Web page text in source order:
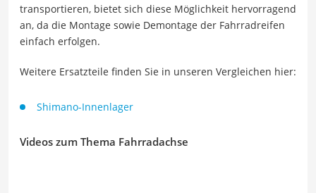
transportieren, bietet sich diese Möglichkeit hervorragend
an, da die Montage sowie Demontage der Fahrradreifen
einfach erfolgen.
Weitere Ersatzteile finden Sie in unseren Vergleichen hier:
Shimano-Innenlager
Videos zum Thema Fahrradachse